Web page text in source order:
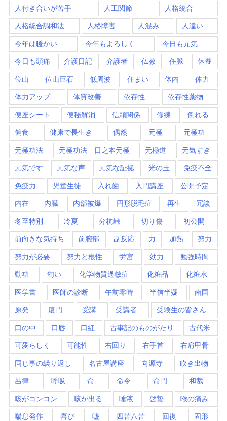
人付き合いが苦手 人工関節 人格統合
人格統合調和法 人格障害 人混み 人違い
今年は暖かい 今年もよろしく 今日も元気
今日も頭痛 介護日記 介護者 仏教 任脈 休養
位山 位山巨石 低周波 住まい 体内 体力
体力アップ 体質改善 依存性 依存性薬物
便座シート 便秘解消 信頼関係 修練 倒れる
偏食 健康で長生き 偶然 元極 元極功
元極功法 元極功法 日之本元極 元極道 元気すぎ
元気です 元気な声 元気な証拠 光の玉 免疫不全
免疫力 児童生徒 入れ歯 入門講座 公開予定
内在 内臓 内部被爆 円形脱毛症 再生 冗談
冬至特別 冷夏 分杭峠 切り傷 初公開
前向きな気持ち 前腕部 副反応 力 加熱 努力
努力が必要 努力と根性 労宮 効力 勉強時間
動功 匂い 化学物質過敏症 化粧品 化粧水
医学書 医師の診断 午前零時 半信半疑 南国
原発 厦門 受講 受講者 受験生の皆さん
口の中 口唇 口紅 古事記のものがたり 古代米
可愛らしく 可能性 右回り 右手首 右肩甲骨
同じ事の繰り返し 名古屋講座 向源寺 吹き出物
呂律 呼吸 命 命令 命門 和裁
咳がコンコン 咳が出る 唾液 啓蟄 喉の痛み
喘息発作 喜び 嘘 四苦八苦 回復 固形